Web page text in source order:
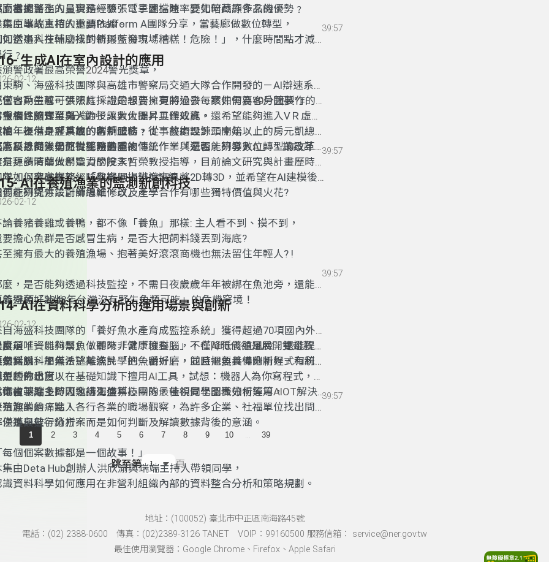
麼當網路上的呈現是一張張電子圖檔時，要如何凸顯作品的優勢 ﹖
集由端端主持人邀請Platform A團隊分享 ，當藝廊做數位轉型，
何透過科技輔助找到新興藍海市場﹖
」為主，
而根據警務人員實務經驗，「車速」速率變化暗藏許多玄機，
還原事故真相的重要依據。
如當事人在什麼樣的情形下發現「糟糕 ！ 危險 ！」，什麼時間點才減速
行﹖
頒警政署最高榮譽2024警光獎章，
東駒、海盛科技團隊與高雄市警察局交通大隊合作開發的－AI辯速系
，
僅自動生成可供法庭採證的報告，更將過去每案件需要40分鐘製作的速
報告，縮短至5分鐘，
重複性的作業與人力投入大大提昇工作效能 。
柏年表示：「事故的防制工作，從事故處理源頭開始。」
麼科技團隊如何從警務熟悉的傳統作業與邏輯，研發數位轉型的改革方
！﹖
39:57
生成AI在室內設計的應用
02-12
當客戶帶著一張照片，說是想要擁有的沙發，該如何為客戶圓夢?」
今網路隨查可蒐，除了讓數位圖片具體成真 ，還希望能夠進入VＲ虛擬
境，提供身歷其境的客戶體驗﹖！
而，不僅是客戶面的創新服務 ，從事藝術設計二十年以上的房元凱總
，反思從大學熬夜挑燈畫圖，
為設計師後仍面對耗時的重複性工作，「是否能夠導入AI」，讓設計師
有更多時間做創造力的投入?
是拜請清華大學電資學院李哲榮教授指導 ，目前論文研究與計畫歷時第
年，以豐富實務經驗與案例提供AI訓練。
隊如何突破框架，「教機器人辨識家具將2D轉3D，並希望在AI建模後
要能夠提供設計師編輯修改」。
何在研究方法創新思維，以及產學合作有哪些獨特價值與火花?
39:57
AI在養殖漁業的監測新創科技
02-12
養豬養雞或養鴨， 都不像 「養魚」 那樣: 主人看不到 、 摸不到 ，
要擔心魚群是否感冒生病 ， 是否大把飼料錢丟到海底?
至擁有最大的養殖漁場、抱著美好滾滾商機也無法留住年輕人? !
麼，是否能夠透過科技監控，不需日夜歲歲年年被綁在魚池旁，還能把
養得頭好壯壯，
能避免「2048年台灣沒有野生魚類可吃」的危機窘境！
自海盛科技團隊的「養好魚水產育成監控系統」獲得超過70項國內外指
獎項，
目前唯一能夠幫魚做即時「健康檢查」，不僅降低養殖風險，還能提升
量。
句話說，不僅希望幫漁民「把魚顧好」， 同時把魚養得剛剛好，有利不
魚種的出貨！
集由端端主持人邀請海盛科技團隊，帶領同學認識如何運用AIOT解決
殖漁業的痛點！
39:57
AI在資料科學分析的運用場景與創新
02-12
麼是「資料科學」﹖聽來非常「理科腦」，在AI時代卻是展開雙翅歡迎
文科腦」加入！
然資料科學無法逃離統計學的一番折磨，並且需要具備分析程式和統計
型的熟悉度，
是，你也可以在基礎知識下擅用AI工具 ， 試想 ： 機器人為你寫程式 ， 程
碼複製貼上即可執行工作；
你省下許多時間，排列演算心中的最佳視覺化圖表分析等等，
有趣的是，進入各行各業的職場觀察，為許多企業、社福單位找出問題
決獲最佳行銷方案，
僅是與數字分析，而是如何判斷及解讀數據背後的意涵。
個個案數據都是一個故事！」
集由Deta Hub創辦人洪欣渝與端端主持人帶領同學，
識資料科學如何應用在非營利組織內部的資料整合分析和策略規劃。
39:57
1 2 3 4 5 6 7 8 9 10 39
跳至第 頁
地址：(100052) 臺北市中正區南海路45號
電話：(02) 2388-0600 傳真：(02)2389-3126 TANET VOIP：99160500 服務信箱： service@ner.gov.tw
最佳使用瀏覽器：Google Chrome、Firefox、Apple Safari